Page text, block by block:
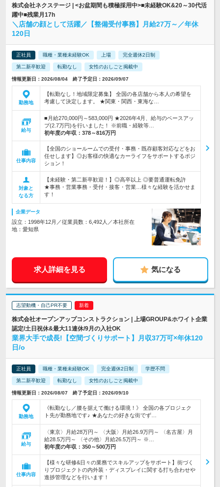
株式会社ネクステージ | <お盆期間も積極採用中>■未経験OK&20～30代活
躍中■残業月17h
＼店舗の顔として活躍／【整備受付事務】月給27万～／年休
120日
正社員 職種・業種未経験OK 上場 完全週休2日制
第二新卒歓迎 転勤なし 女性のおしごと掲載中
情報更新日：2026/08/04 終了予定日：2026/09/07
勤務地
【転勤なし！地域限定募集】 全国の各店舗から本人の希望を
考慮して決定します。 ★関東・関西・東海な…
給与
■月給270,000円～583,000円 ★2026年4月、給与のベースアッ
プ(2.7万円)を行いました！ ※前職・経験等…
初年度の年収： 378～816万円
仕事内容
【全国のショールームでの受付・事務・既存顧客対応などをお
任せします】◎お客様の快適なカーライフをサポートするポジ
ション！
対象と
なる方
【未経験・第二新卒歓迎！】◎高卒以上 ◎要普通運転免許
★事務・営業事務・受付・接客・営業…様々な経験を活かせま
す！
企業データ
設立：1998年12月／従業員数：6,492人／本社所在
地：愛知県
求人詳細を見る 気になる
志望動機・自己PR不要
株式会社オープンアップコンストラクション | 上場GROUP&ホワイト企業
認定/土日祝休&最大11連休/9月の入社OK
業界大手で成長!【空間づくりサポート】月収37万可×年休120
日/o
正社員 職種・業種未経験OK 完全週休2日制 学歴不問
第二新卒歓迎 転勤なし 女性のおしごと掲載中
情報更新日：2026/08/07 終了予定日：2026/09/10
勤務地
《転勤なし／腰を据えて働ける環境！》 全国の各プロジェク
ト先が勤務地です♪ ★あなたの好きな街でず…
給与
〈東京〉月給28万円～ 〈大阪〉月給26.9万円～ 〈名古屋〉月
給28.5万円～ 〈その他〉月給26.5万円～ ※…
初年度の年収： 350～500万円
仕事内容
【様々な研修&日々の業務でスキルアップをサポート】街づく
りプロジェクトの内外装・ディスプレイに関する打ち合わせや
進捗管理などを行います！